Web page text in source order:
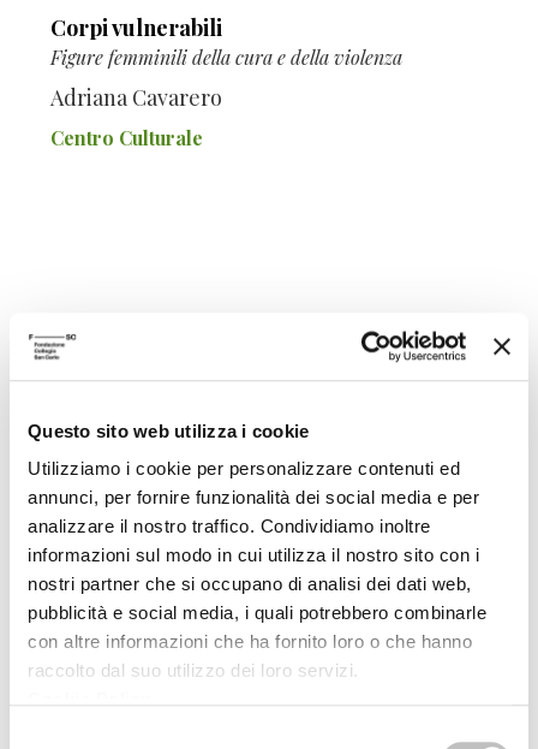
Questo sito web utilizza i cookie
Utilizziamo i cookie per personalizzare contenuti ed
annunci, per fornire funzionalità dei social media e per
analizzare il nostro traffico. Condividiamo inoltre
informazioni sul modo in cui utilizza il nostro sito con i
nostri partner che si occupano di analisi dei dati web,
pubblicità e social media, i quali potrebbero combinarle
con altre informazioni che ha fornito loro o che hanno
raccolto dal suo utilizzo dei loro servizi.
Corpi vulnerabili
Figure femminili della cura e della violenza
Adriana Cavarero
Centro Culturale
Corpo in figure
Filosofia e politica della corporeità
Editore Feltrinelli
Anno pubblicazione 1995
Anno recensione1995